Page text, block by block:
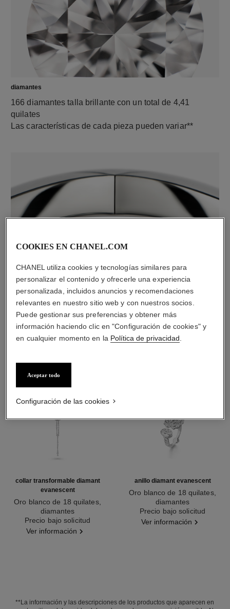
diamantes
166 diamantes talla brillante con un total de 4,41
quilates
Las características de cada pieza pueden variar**
Oro blanco de 18 quilates
DESCUBRA TAMBIÉN
collar transformable diamant
evanescent
Oro blanco de 18 quilates,
diamantes
Ref. J63493
Precio bajo solicitud
Ver información
anillo diamant evanescent
Oro blanco de 18 quilates,
diamantes
Ref. J63487
Precio bajo solicitud
Ver información
**La información y las descripciones de los productos que aparecen en
COOKIES EN CHANEL.COM
CHANEL utiliza cookies y tecnologías similares para
personalizar el contenido y ofrecerle una experiencia
personalizada, incluidos anuncios y recomendaciones
relevantes en nuestro sitio web y con nuestros socios.
Puede gestionar sus preferencias y obtener más
información haciendo clic en "Configuración de cookies" y
en cualquier momento en la Política de privacidad
Aceptar todo
Configuración de las cookies